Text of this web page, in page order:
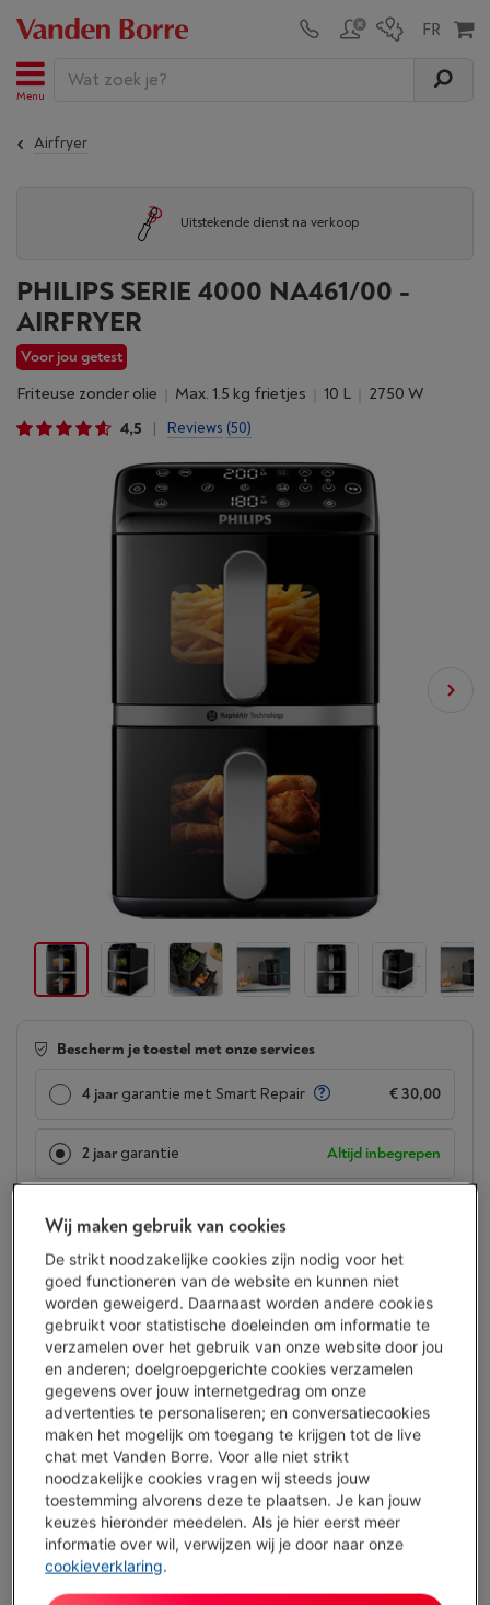
Menu
Airfryer
Uitstekende dienst na verkoop
PHILIPS SERIE 4000 NA461/00 -
AIRFRYER
Voor jou getest
Friteuse zonder olie Max. 1.5 kg frietjes 10 L
2750 W
4,5
Reviews (50)
Bescherm je toestel met onze services
4 jaar garantie met Smart Repair € 30,00
2 jaar garantie Altijd inbegrepen
€ 239,00
Ofbetalen per maand-Simulatie
Let op, geld lenen kost ook geld.
Minder dan 5 in stock, bestel nu!
Koop nu
Vergelijken
Troeven
Gestapelde manden met kijkglas om ruimte te besparen
op het aanrecht
Wij maken gebruik van cookies
De strikt noodzakelijke cookies zijn nodig voor het
goed functioneren van de website en kunnen niet
worden geweigerd. Daarnaast worden andere cookies
gebruikt voor statistische doeleinden om informatie te
verzamelen over het gebruik van onze website door jou
en anderen; doelgroepgerichte cookies verzamelen
gegevens over jouw internetgedrag om onze
advertenties te personaliseren; en conversatiecookies
maken het mogelijk om toegang te krijgen tot de live
chat met Vanden Borre. Voor alle niet strikt
noodzakelijke cookies vragen wij steeds jouw
toestemming alvorens deze te plaatsen. Je kan jouw
keuzes hieronder meedelen. Als je hier eerst meer
informatie over wil, verwijzen wij je door naar onze
cookieverklaring.